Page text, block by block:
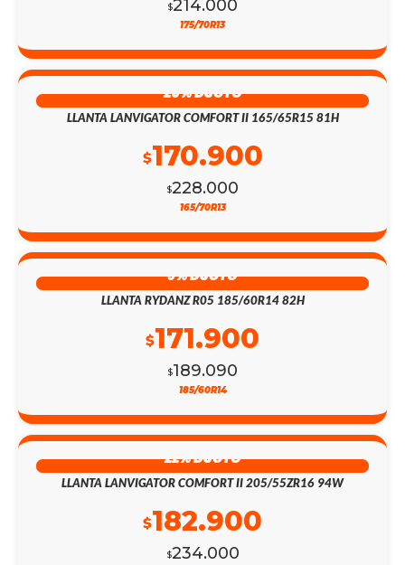
$214.000
175/70R13
25% DSCTO
LLANTA LANVIGATOR COMFORT II 165/65R15 81H
$228.000
$170.900
165/70R13
9% DSCTO
LLANTA RYDANZ R05 185/60R14 82H
$189.090
$171.900
185/60R14
22% DSCTO
LLANTA LANVIGATOR COMFORT II 205/55ZR16 94W
$234.000
$182.900